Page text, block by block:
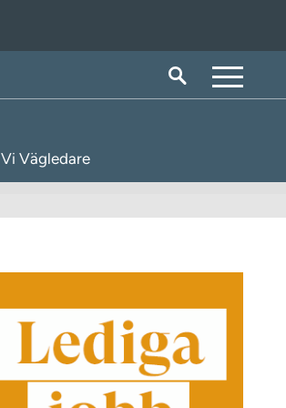
M
Vi Vägledare